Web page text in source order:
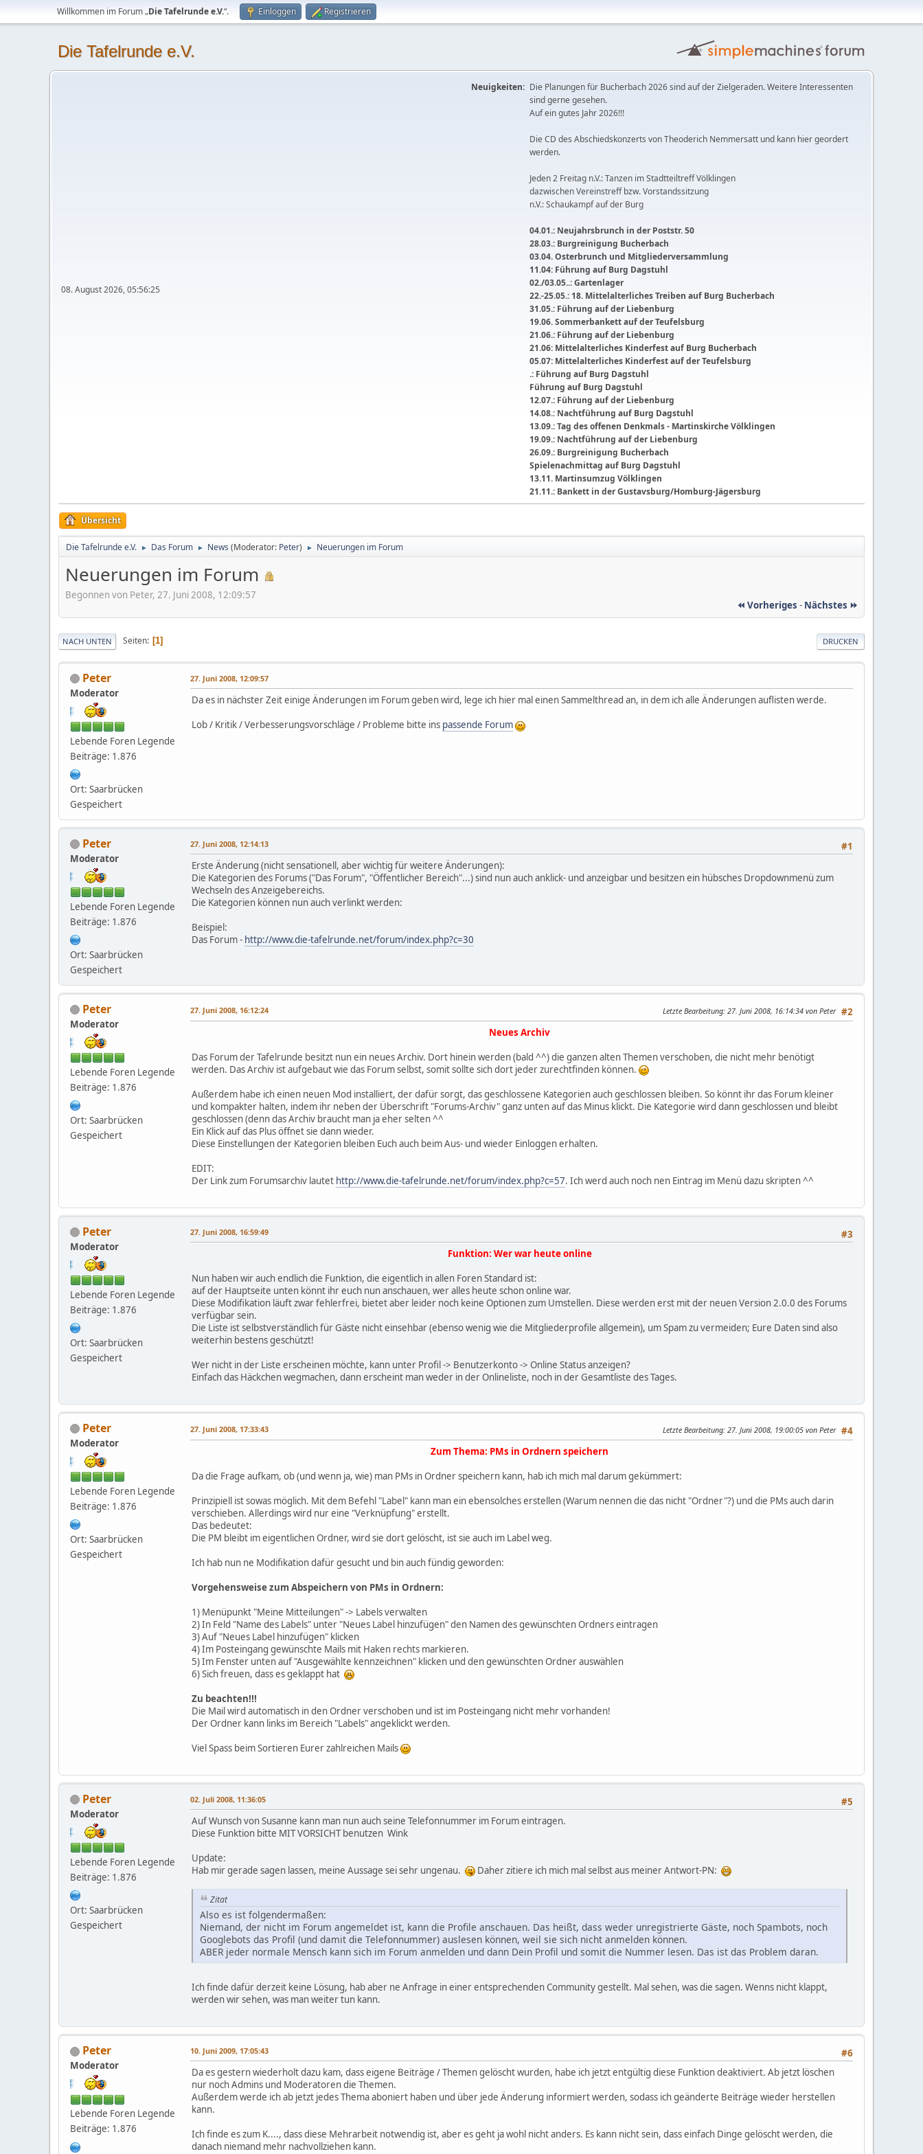
Willkommen im Forum „Die Tafelrunde e.V.“. Einloggen Registrieren
Die Tafelrunde e.V.
08. August 2026, 05:56:25
Neuigkeiten: Die Planungen für Bucherbach 2026 sind auf der Zielgeraden. Weitere Interessenten
sind gerne gesehen.
Auf ein gutes Jahr 2026!!!
Die CD des Abschiedskonzerts von Theoderich Nemmersatt und kann hier geordert
werden.
Jeden 2 Freitag n.V.: Tanzen im Stadtteiltreff Völklingen
dazwischen Vereinstreff bzw. Vorstandssitzung
n.V.: Schaukampf auf der Burg
04.01.: Neujahrsbrunch in der Poststr. 50
28.03.: Burgreinigung Bucherbach
03.04. Osterbrunch und Mitgliederversammlung
11.04: Führung auf Burg Dagstuhl
02./03.05..: Gartenlager
22.-25.05.: 18. Mittelalterliches Treiben auf Burg Bucherbach
31.05.: Führung auf der Liebenburg
19.06. Sommerbankett auf der Teufelsburg
21.06.: Führung auf der Liebenburg
21.06: Mittelalterliches Kinderfest auf Burg Bucherbach
05.07: Mittelalterliches Kinderfest auf der Teufelsburg
.: Führung auf Burg Dagstuhl
Führung auf Burg Dagstuhl
12.07.: Führung auf der Liebenburg
14.08.: Nachtführung auf Burg Dagstuhl
13.09.: Tag des offenen Denkmals - Martinskirche Völklingen
19.09.: Nachtführung auf der Liebenburg
26.09.: Burgreinigung Bucherbach
Spielenachmittag auf Burg Dagstuhl
13.11. Martinsumzug Völklingen
21.11.: Bankett in der Gustavsburg/Homburg-Jägersburg
Übersicht
Die Tafelrunde e.V. ► Das Forum ► News (Moderator: Peter) ► Neuerungen im Forum
Neuerungen im Forum
Begonnen von Peter, 27. Juni 2008, 12:09:57
⏪ Vorheriges - Nächstes ⏩
DRUCKEN
NACH UNTEN Seiten 1
Peter
Moderator
Lebende Foren Legende
Beiträge: 1.876
Ort: Saarbrücken
Gespeichert
27. Juni 2008, 12:09:57
Da es in nächster Zeit einige Änderungen im Forum geben wird, lege ich hier mal einen Sammelthread an, in dem ich alle Änderungen auflisten werde.
Lob / Kritik / Verbesserungsvorschläge / Probleme bitte ins passende Forum
Peter
Moderator
Lebende Foren Legende
Beiträge: 1.876
Ort: Saarbrücken
Gespeichert
#1
27. Juni 2008, 12:14:13
Erste Änderung (nicht sensationell, aber wichtig für weitere Änderungen):
Die Kategorien des Forums ("Das Forum", "Öffentlicher Bereich"...) sind nun auch anklick- und anzeigbar und besitzen ein hübsches Dropdownmenü zum
Wechseln des Anzeigebereichs.
Die Kategorien können nun auch verlinkt werden:
Beispiel:
Das Forum - http://www.die-tafelrunde.net/forum/index.php?c=30
Peter
Moderator
Lebende Foren Legende
Beiträge: 1.876
Ort: Saarbrücken
Gespeichert
#2
27. Juni 2008, 16:12:24 Letzte Bearbeitung: 27. Juni 2008, 16:14:34 von Peter
Neues Archiv
Das Forum der Tafelrunde besitzt nun ein neues Archiv. Dort hinein werden (bald ^^) die ganzen alten Themen verschoben, die nicht mehr benötigt
werden. Das Archiv ist aufgebaut wie das Forum selbst, somit sollte sich dort jeder zurechtfinden können.
Außerdem habe ich einen neuen Mod installiert, der dafür sorgt, das geschlossene Kategorien auch geschlossen bleiben. So könnt ihr das Forum kleiner
und kompakter halten, indem ihr neben der Überschrift "Forums-Archiv" ganz unten auf das Minus klickt. Die Kategorie wird dann geschlossen und bleibt
geschlossen (denn das Archiv braucht man ja eher selten ^^
Ein Klick auf das Plus öffnet sie dann wieder.
Diese Einstellungen der Kategorien bleiben Euch auch beim Aus- und wieder Einloggen erhalten.
EDIT:
Der Link zum Forumsarchiv lautet http://www.die-tafelrunde.net/forum/index.php?c=57. Ich werd auch noch nen Eintrag im Menü dazu skripten ^^
Peter
Moderator
Lebende Foren Legende
Beiträge: 1.876
Ort: Saarbrücken
Gespeichert
#3
27. Juni 2008, 16:59:49
Funktion: Wer war heute online
Nun haben wir auch endlich die Funktion, die eigentlich in allen Foren Standard ist:
auf der Hauptseite unten könnt ihr euch nun anschauen, wer alles heute schon online war.
Diese Modifikation läuft zwar fehlerfrei, bietet aber leider noch keine Optionen zum Umstellen. Diese werden erst mit der neuen Version 2.0.0 des Forums
verfügbar sein.
Die Liste ist selbstverständlich für Gäste nicht einsehbar (ebenso wenig wie die Mitgliederprofile allgemein), um Spam zu vermeiden; Eure Daten sind also
weiterhin bestens geschützt!
Wer nicht in der Liste erscheinen möchte, kann unter Profil -> Benutzerkonto -> Online Status anzeigen?
Einfach das Häckchen wegmachen, dann erscheint man weder in der Onlineliste, noch in der Gesamtliste des Tages.
Peter
Moderator
Lebende Foren Legende
Beiträge: 1.876
Ort: Saarbrücken
Gespeichert
#4
27. Juni 2008, 17:33:43 Letzte Bearbeitung: 27. Juni 2008, 19:00:05 von Peter
Zum Thema: PMs in Ordnern speichern
Da die Frage aufkam, ob (und wenn ja, wie) man PMs in Ordner speichern kann, hab ich mich mal darum gekümmert:
Prinzipiell ist sowas möglich. Mit dem Befehl "Label" kann man ein ebensolches erstellen (Warum nennen die das nicht "Ordner"?) und die PMs auch darin
verschieben. Allerdings wird nur eine "Verknüpfung" erstellt.
Das bedeutet:
Die PM bleibt im eigentlichen Ordner, wird sie dort gelöscht, ist sie auch im Label weg.
Ich hab nun ne Modifikation dafür gesucht und bin auch fündig geworden:
Vorgehensweise zum Abspeichern von PMs in Ordnern:
1) Menüpunkt "Meine Mitteilungen" -> Labels verwalten
2) In Feld "Name des Labels" unter "Neues Label hinzufügen" den Namen des gewünschten Ordners eintragen
3) Auf "Neues Label hinzufügen" klicken
4) Im Posteingang gewünschte Mails mit Haken rechts markieren.
5) Im Fenster unten auf "Ausgewählte kennzeichnen" klicken und den gewünschten Ordner auswählen
6) Sich freuen, dass es geklappt hat
Zu beachten!!!
Die Mail wird automatisch in den Ordner verschoben und ist im Posteingang nicht mehr vorhanden!
Der Ordner kann links im Bereich "Labels" angeklickt werden.
Viel Spass beim Sortieren Eurer zahlreichen Mails
Peter
Moderator
Lebende Foren Legende
Beiträge: 1.876
Ort: Saarbrücken
Gespeichert
#5
02. Juli 2008, 11:36:05
Auf Wunsch von Susanne kann man nun auch seine Telefonnummer im Forum eintragen.
Diese Funktion bitte MIT VORSICHT benutzen Wink
Update:
Hab mir gerade sagen lassen, meine Aussage sei sehr ungenau.
Daher zitiere ich mich mal selbst aus meiner Antwort-PN:
Zitat
Also es ist folgendermaßen:
Niemand, der nicht im Forum angemeldet ist, kann die Profile anschauen. Das heißt, dass weder unregistrierte Gäste, noch Spambots, noch
Googlebots das Profil (und damit die Telefonnummer) auslesen können, weil sie sich nicht anmelden können.
ABER jeder normale Mensch kann sich im Forum anmelden und dann Dein Profil und somit die Nummer lesen. Das ist das Problem daran.
Ich finde dafür derzeit keine Lösung, hab aber ne Anfrage in einer entsprechenden Community gestellt. Mal sehen, was die sagen. Wenns nicht klappt,
werden wir sehen, was man weiter tun kann.
Peter
Moderator
Lebende Foren Legende
Beiträge: 1.876
#6
10. Juni 2009, 17:05:43
Da es gestern wiederholt dazu kam, dass eigene Beiträge / Themen gelöscht wurden, habe ich jetzt entgültig diese Funktion deaktiviert. Ab jetzt löschen
nur noch Admins und Moderatoren die Themen.
Außerdem werde ich ab jetzt jedes Thema aboniert haben und über jede Änderung informiert werden, sodass ich geänderte Beiträge wieder herstellen
kann.
Ich finde es zum K...., dass diese Mehrarbeit notwendig ist, aber es geht ja wohl nicht anders. Es kann nicht sein, dass einfach Dinge gelöscht werden, die
danach niemand mehr nachvollziehen kann.